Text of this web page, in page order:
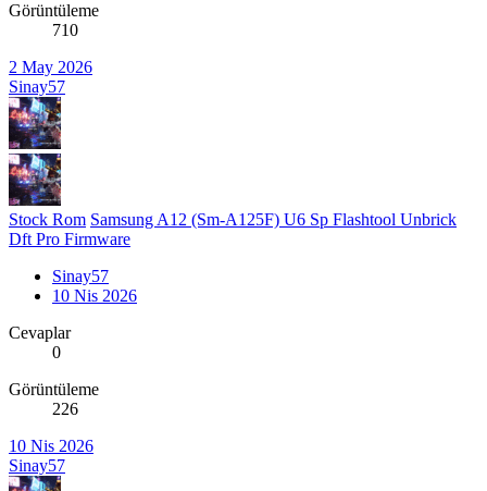
Görüntüleme
710
2 May 2026
Sinay57
Stock Rom Samsung A12 (Sm-A125F) U6 Sp Flashtool Unbrick
Dft Pro Firmware
Sinay57
10 Nis 2026
Cevaplar
0
Görüntüleme
226
10 Nis 2026
Sinay57